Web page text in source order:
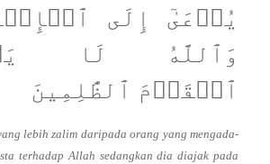
يُدۡعَىٰٓ إِلَى
وَٱللَّهُ لَا
ٱلۡقَوۡمَ ٱلظَّٰلِمِينَ
lebih zalim daripada orang yang mengada-
terhadap Allah sedangkan dia diajak pada